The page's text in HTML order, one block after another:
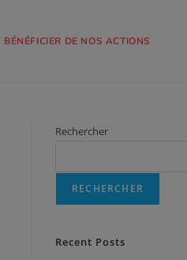
BÉNÉFICIER DE NOS ACTIONS
Rechercher
RECHERCHER
Recent Posts